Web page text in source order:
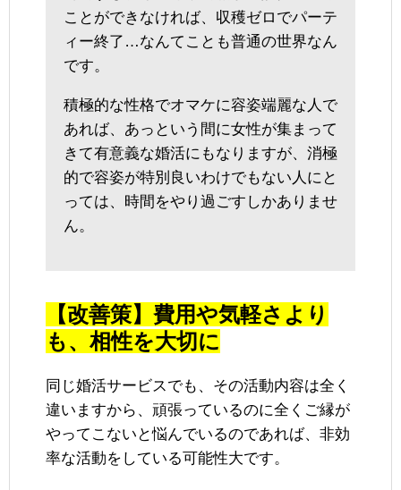
ことができなければ、収穫ゼロでパーテ
ィー終了…なんてことも普通の世界なん
です。
積極的な性格でオマケに容姿端麗な人で
あれば、あっという間に女性が集まって
きて有意義な婚活にもなりますが、消極
的で容姿が特別良いわけでもない人にと
っては、時間をやり過ごすしかありませ
ん。
【改善策】費用や気軽さより
も、相性を大切に
同じ婚活サービスでも、その活動内容は全く
違いますから、頑張っているのに全くご縁が
やってこないと悩んでいるのであれば、非効
率な活動をしている可能性大です。